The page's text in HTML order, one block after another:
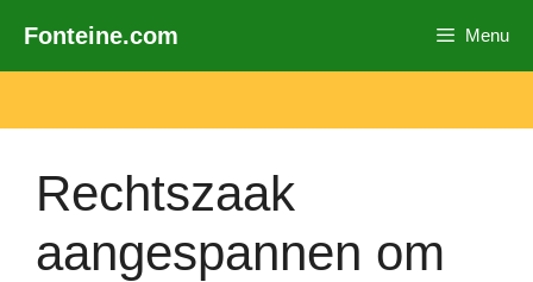
naar
inhoud
Fonteine.com Menu
Rechtszaak
aangespannen om